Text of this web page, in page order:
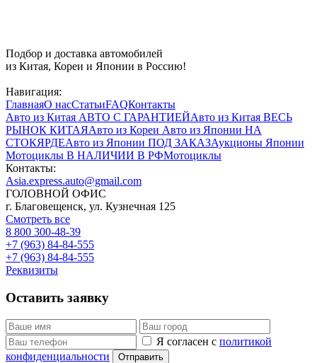
Подбор и доставка автомобилей
из Китая, Кореи и Японии в Россию!
Навигация:
ГлавнаяО насСтатьиFAQКонтакты
Авто из Китая АВТО С ГАРАНТИЕЙАвто из Китая ВЕСЬ
РЫНОК КИТАЯАвто из Кореи Авто из Японии НА
СТОКЯРДЕАвто из Японии ПОД ЗАКАЗАукционы Японии
Мотоциклы В НАЛИЧИИ В РФМотоциклы
Контакты:
Asia.express.auto@gmail.com
ГОЛОВНОЙ ОФИС
г. Благовещенск, ул. Кузнечная 125
Смотреть все
8 800 300-48-39
+7 (963) 84-84-555
+7 (963) 84-84-555
Реквизиты
Оставить заявку
Я согласен с политикой
конфиденциальности